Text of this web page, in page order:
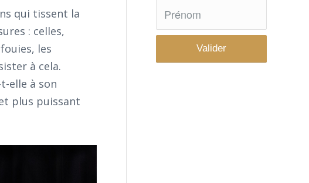
qui tissent la
: celles,
les
à cela.
elle à son
plus puissant